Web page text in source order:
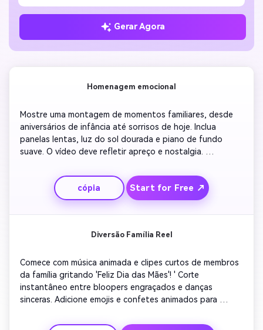
Gerar Agora
Homenagem emocional
Mostre uma montagem de momentos familiares, desde
aniversários de infância até sorrisos de hoje. Inclua
panelas lentas, luz do sol dourada e piano de fundo
suave. O vídeo deve refletir apreço e nostalgia.
cada sacrifício'. Termine com um abraço de grupo familiar
sob luz suave. Mantenha as transições suaves e quentes
para melhorar o tom emocional.
cópia Start for Free ↗
Diversão Família Reel
Comece com música animada e clipes curtos de membros
da família gritando 'Feliz Dia das Mães'! ' Corte
instantâneo entre bloopers engraçados e danças
sinceras. Adicione emojis e confetes animados para
grupo transformando-se em forma de coração. Perfeito